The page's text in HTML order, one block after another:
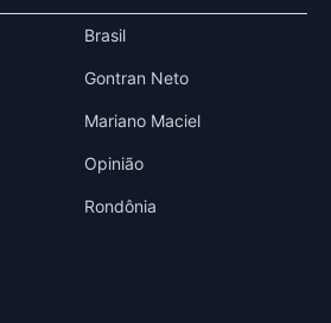
Brasil
Gontran Neto
Mariano Maciel
Opinião
Rondônia